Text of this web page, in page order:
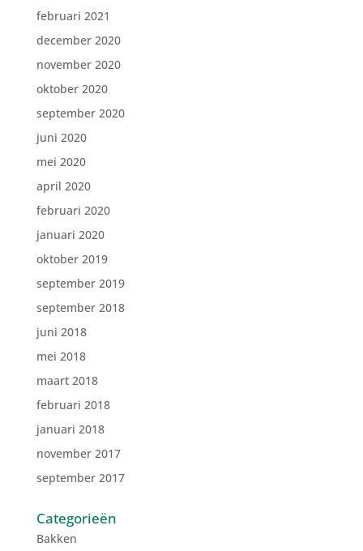
februari 2021
december 2020
november 2020
oktober 2020
september 2020
juni 2020
mei 2020
april 2020
februari 2020
januari 2020
oktober 2019
september 2019
september 2018
juni 2018
mei 2018
maart 2018
februari 2018
januari 2018
november 2017
september 2017
Categorieën
Bakken